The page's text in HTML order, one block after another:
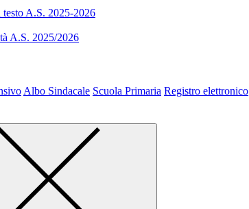
A.S. 2025-2026
A.S. 2025/2026
Albo Sindacale Scuola Primaria Registro elettronico